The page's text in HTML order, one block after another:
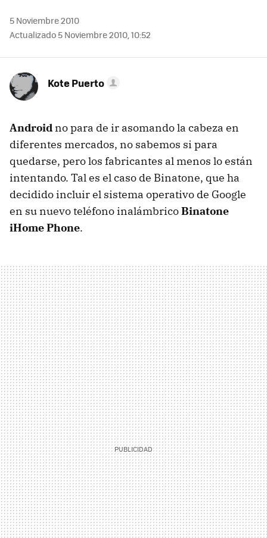
5 Noviembre 2010
Actualizado 5 Noviembre 2010, 10:52
Kote Puerto
Android no para de ir asomando la cabeza en
diferentes mercados, no sabemos si para
quedarse, pero los fabricantes al menos lo están
intentando. Tal es el caso de Binatone, que ha
decidido incluir el sistema operativo de Google
en su nuevo teléfono inalámbricoBinatone
iHome Phone.